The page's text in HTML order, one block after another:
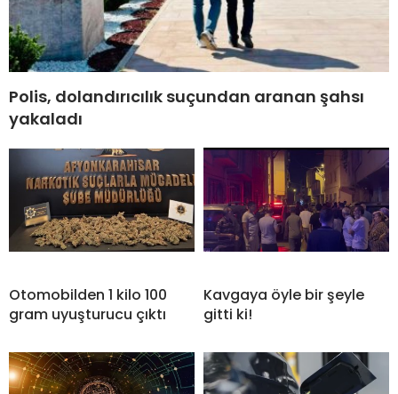
Polis, dolandırıcılık suçundan aranan şahsı
yakaladı
Otomobilden 1 kilo 100
gram uyuşturucu çıktı
Kavgaya öyle bir şeyle
gitti ki!